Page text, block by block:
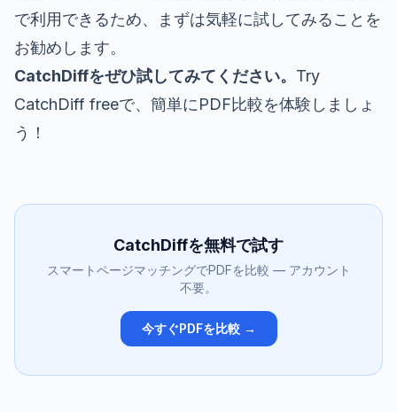
で利用できるため、まずは気軽に試してみることを
お勧めします。
CatchDiffをぜひ試してみてください。 Try
CatchDiff freeで、簡単にPDF比較を体験しましょ
う！
CatchDiffを無料で試す
スマートページマッチングでPDFを比較 — アカウント
不要。
今すぐPDFを比較 →